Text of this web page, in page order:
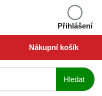
Přihlášení
Nákupní košík